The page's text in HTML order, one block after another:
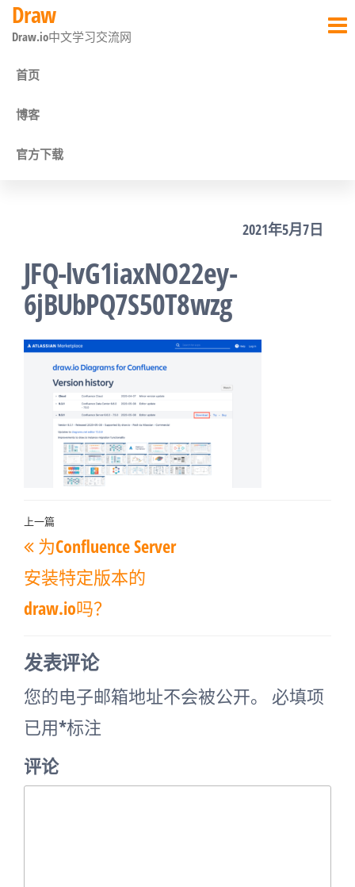
前
往
内
容
Draw
Draw.io中文学习交流网
首页
博客
官方下载
2021年5月7日
JFQ-lvG1iaxNO22ey-
6jBUbPQ7S50T8wzg
文
章
导
航
上
一
篇
文
章
上一篇
为Confluence Server
安装特定版本的
draw.io吗？
发表评论
您的电子邮箱地址不会被公开。
必填项
已用*标注
评论